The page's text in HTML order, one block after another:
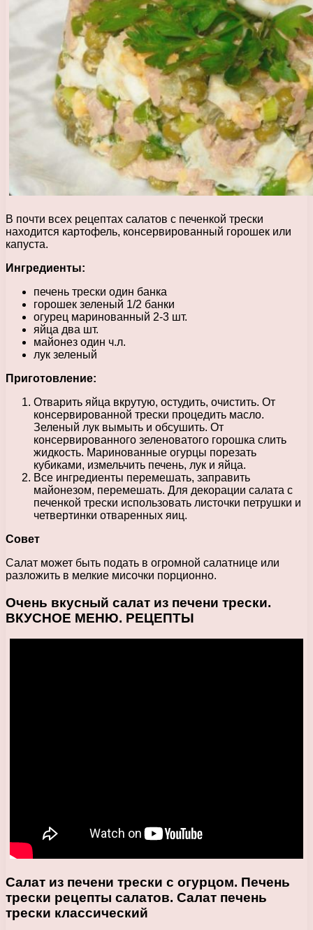
В почти всех рецептах салатов с печенкой трески
находится картофель, консервированный горошек или
капуста.
Ингредиенты:
печень трески один банка
горошек зеленый 1/2 банки
огурец маринованный 2-3 шт.
яйца два шт.
майонез один ч.л.
лук зеленый
Приготовление:
Отварить яйца вкрутую, остудить, очистить. От
консервированной трески процедить масло.
Зеленый лук вымыть и обсушить. От
консервированного зеленоватого горошка слить
жидкость. Маринованные огурцы порезать
кубиками, измельчить печень, лук и яйца.
Все ингредиенты перемешать, заправить
майонезом, перемешать. Для декорации салата с
печенкой трески использовать листочки петрушки и
четвертинки отваренных яиц.
Совет
Салат может быть подать в огромной салатнице или
разложить в мелкие мисочки порционно.
Очень вкусный салат из печени трески.
ВКУСНОЕ МЕНЮ. РЕЦЕПТЫ
Салат из печени трески с огурцом. Печень
трески рецепты салатов. Салат печень
трески классический